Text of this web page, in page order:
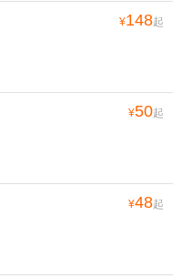
¥148起
¥50起
¥48起